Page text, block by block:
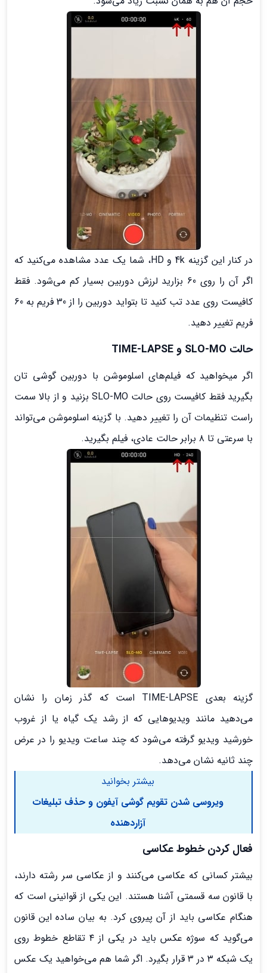
در کنار این گزینه 4k و HD، شما یک عدد مشاهده می‌کنید که
اگر آن را روی 60 بزارید لرزش دوربین بسیار کم می‌شود. فقط
کافیست روی عدد تب کنید تا بتواید دوربین را از 30 فریم به 60
فریم تغییر دهید.
حالت SLO-MO و TIME-LAPSE
اگر میخواهید که فیلم‌های اسلوموشن با دوربین گوشی تان
بگیرید فقط کافیست روی حالت SLO-MO بزنید و از بالا سمت
راست تنظیمات آن را تغییر دهید. با گزینه اسلوموشن می‌تواند
با سرعتی تا ۸ برابر حالت عادی، فیلم بگیرید.
گزینه بعدی TIME-LAPSE است که گذر زمان را نشان
می‌دهید مانند ویدیوهایی که از رشد یک گیاه یا از غروب
خورشید ویدیو گرفته می‌شود که چند ساعت ویدیو را در عرض
چند ثانیه نشان می‌دهد.
بیشتر بخوانید
ویروسی شدن تقویم گوشی آیفون و حذف تبلیغات
آزاردهنده
فعال کردن خطوط عکاسی
بیشتر کسانی که عکاسی می‌کنند و از عکاسی سر رشته دارند،
با قانون سه قسمتی آشنا هستند. این یکی از قوانینی است که
هنگام عکاسی باید از آن پیروی کرد. به بیان ساده این قانون
می‌گوید که سوژه عکس باید در یکی از ۴ تقاطع خطوط روی
یک شبکه ۳ در ۳ قرار بگیرد. اگر شما هم می‌خواهید یک عکس